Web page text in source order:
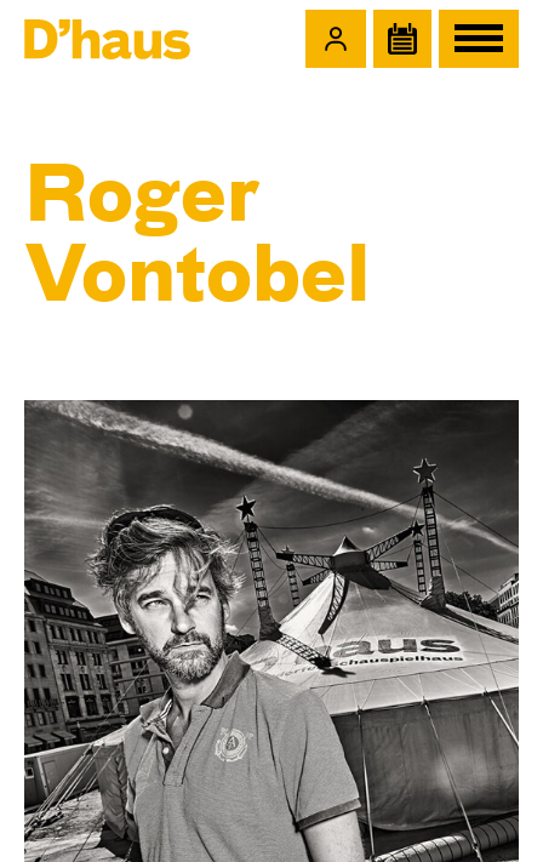
Roger
Vontobel